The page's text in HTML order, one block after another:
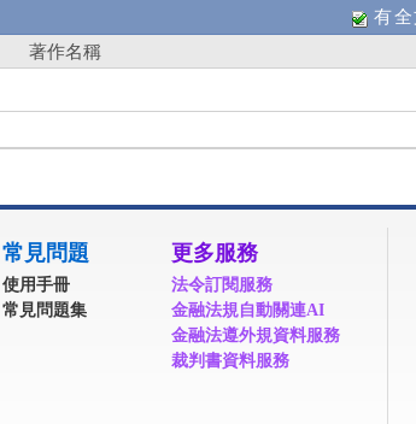
有
著作名稱
常見問題
使用手冊
常見問題集
更多服務
法令訂閱服務
金融法規自動關連AI
金融法遵外規資料服務
裁判書資料服務